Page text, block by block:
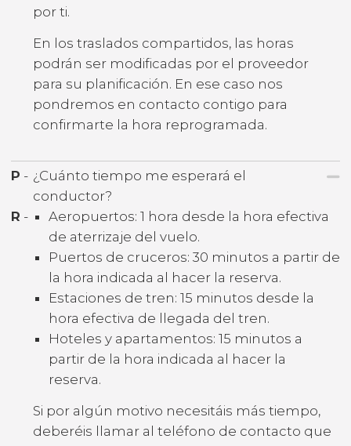
por ti.
En los traslados compartidos, las horas
podrán ser modificadas por el proveedor
para su planificación. En ese caso nos
pondremos en contacto contigo para
confirmarte la hora reprogramada.
P - ¿Cuánto tiempo me esperará el
conductor?
R -
Aeropuertos: 1 hora desde la hora efectiva
de aterrizaje del vuelo.
Puertos de cruceros: 30 minutos a partir de
la hora indicada al hacer la reserva.
Estaciones de tren: 15 minutos desde la
hora efectiva de llegada del tren.
Hoteles y apartamentos: 15 minutos a
partir de la hora indicada al hacer la
reserva.
Si por algún motivo necesitáis más tiempo,
deberéis llamar al teléfono de contacto que